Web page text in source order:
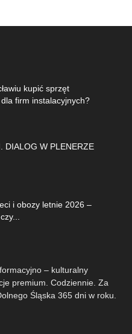
kupić sprzęt
firm instalacyjnych?
DIALOG W PLENERZE
i obozy letnie 2026 –
– kulturalny
premium. Codziennie. Za
Śląska 365 dni w roku.